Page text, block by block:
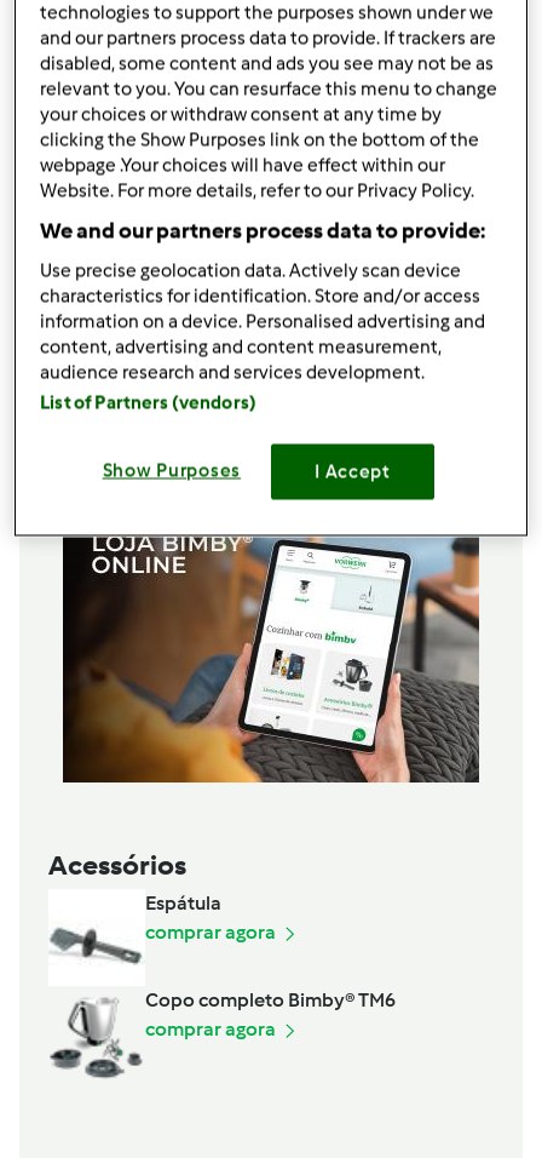
Ingredientes
500 gr de tomate
35 gr de azeite
2 ou 3 dentes de alho
270 gr de cebola
1 folha de louro
salsa. tomilho, manjericão,coentros,oregãos
1colher de cháde açúcar amarelo
sal e pimenta q/b
Adicionar à lista de compras
Acessórios
Espátula
comprar agora
Copo completo Bimby® TM6
comprar agora
technologies to support the purposes shown under we
and our partners process data to provide. If trackers are
disabled, some content and ads you see may not be as
relevant to you. You can resurface this menu to change
your choices or withdraw consent at any time by
clicking the Show Purposes link on the bottom of the
webpage .Your choices will have effect within our
Website. For more details, refer to our Privacy Policy.
We and our partners process data to provide:
Use precise geolocation data. Actively scan device
characteristics for identification. Store and/or access
information on a device. Personalised advertising and
content, advertising and content measurement,
audience research and services development.
List of Partners (vendors)
Show Purposes I Accept